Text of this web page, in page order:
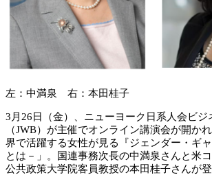
左：中満泉 右：本田桂子
3月26日（金）、ニューヨーク日系人会ビジ
（JWB）が主催でオンライン講演会が開か
界で活躍する女性が見る『ジェンダー・ギ
とは－」。国連事務次長の中満泉さんと米
公共政策大学院客員教授の本田桂子さんが登